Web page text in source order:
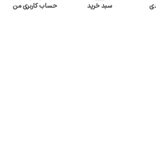
سبد خرید حساب کاربری من